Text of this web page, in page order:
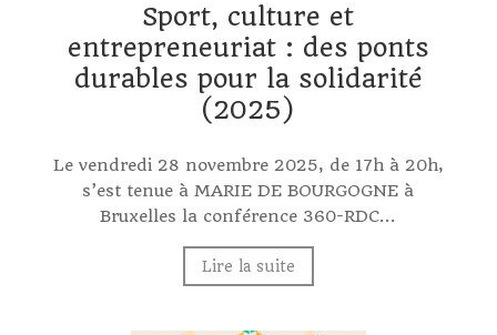
Sport, culture et
entrepreneuriat : des ponts
durables pour la solidarité
(2025)
Le vendredi 28 novembre 2025, de 17h à 20h,
s’est tenue à MARIE DE BOURGOGNE à
Bruxelles la conférence 360-RDC...
Lire la suite